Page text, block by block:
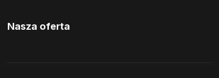
Nasza oferta